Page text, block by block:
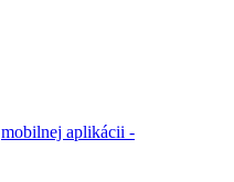
mobilnej aplikácii -